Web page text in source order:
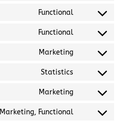
service
google-
Functional
Consent
wordpress
Functional
Consent
complianz
Marketing
Consent
google-
Statistics
Consent
vimeo
Marketing
Consent
Marketing, Functional
Consent